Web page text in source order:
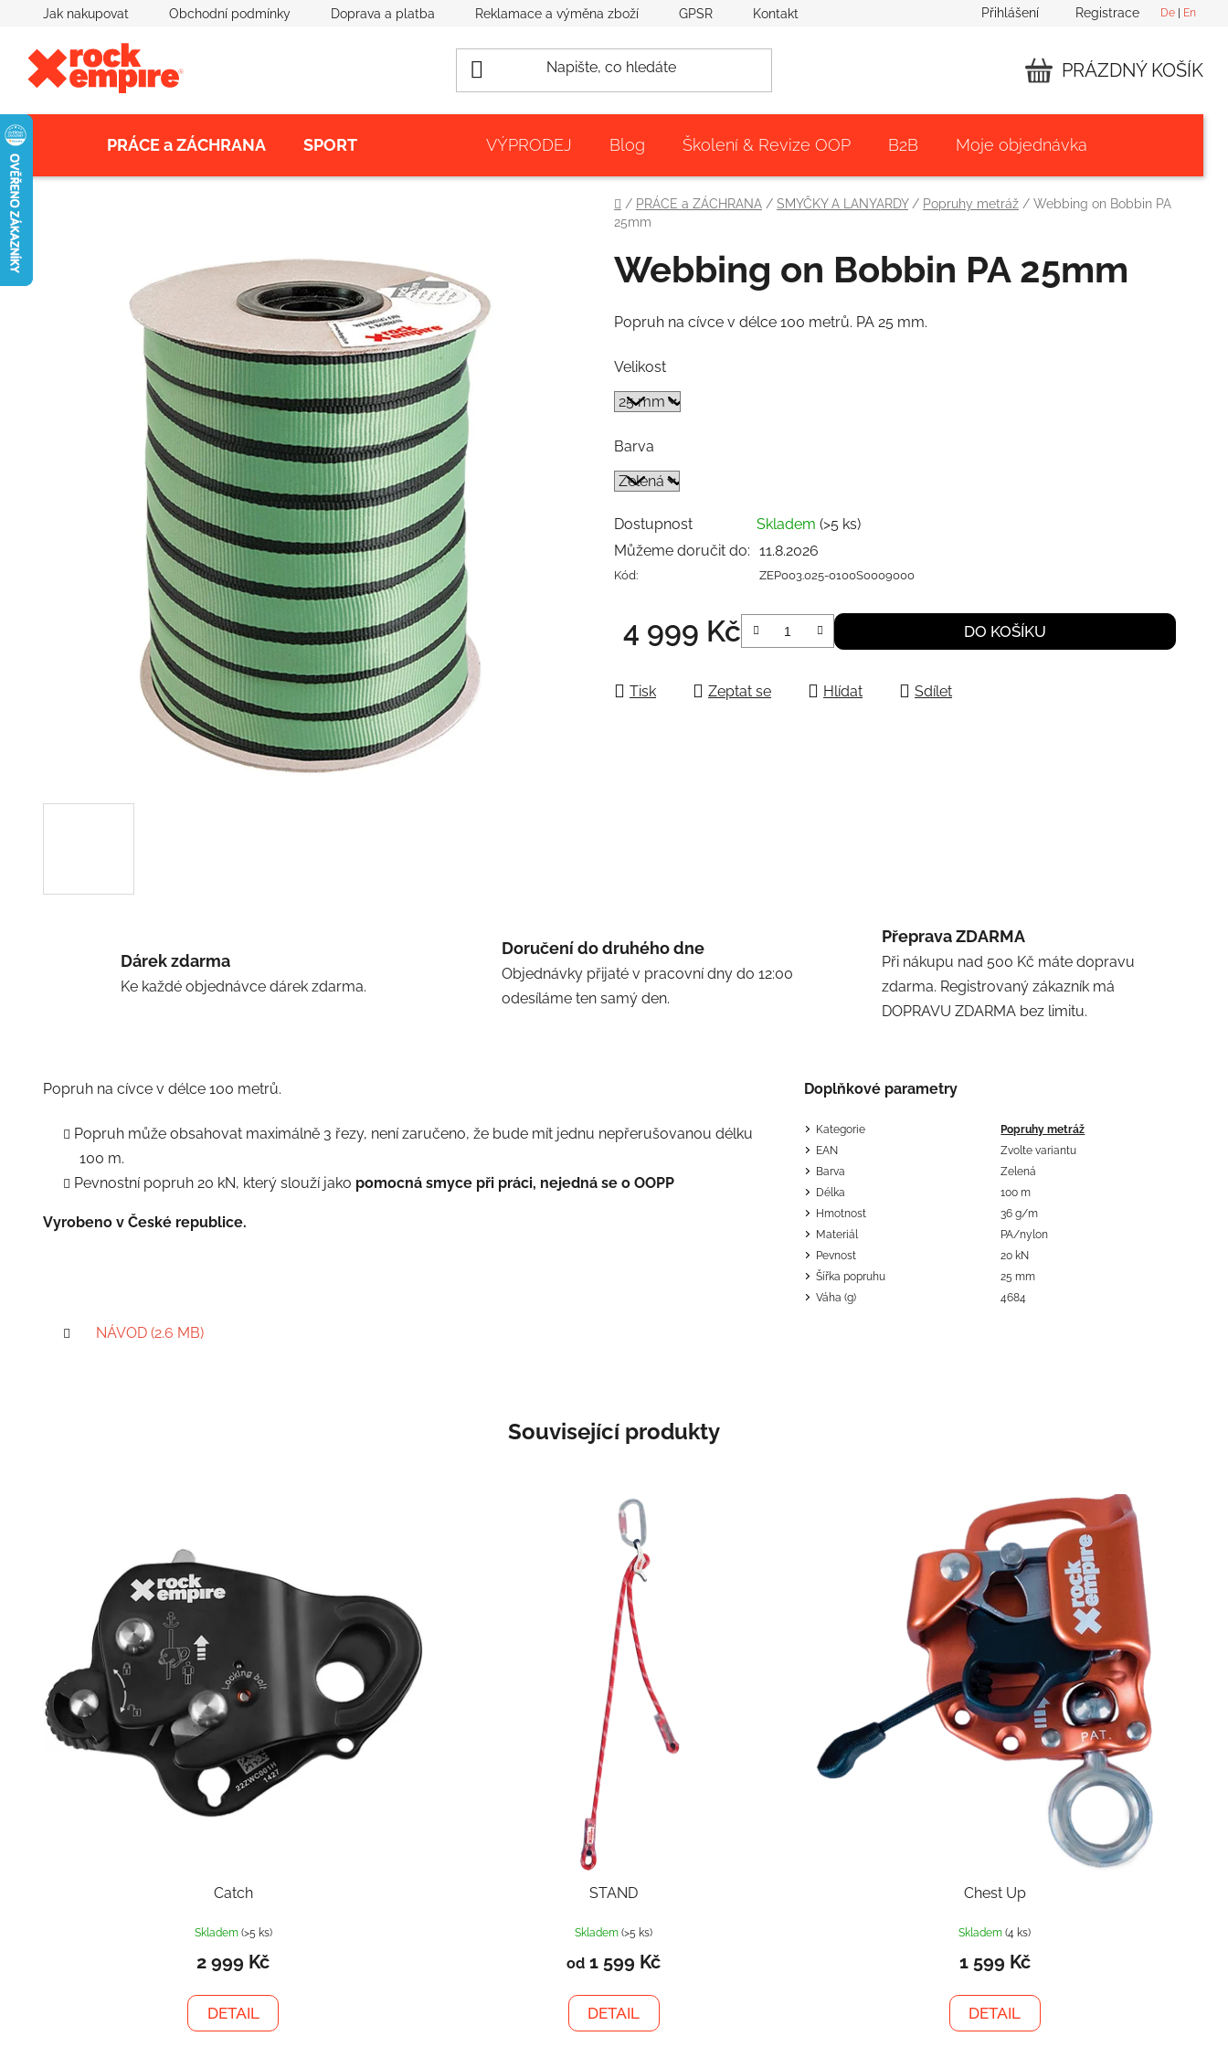
obsah
De| En
Jak nakupovat Obchodní podmínky Doprava a platba Reklamace a výměna zboží GPSR Kontakt Přihlášení Registrace
KOŠÍK
PRÁZDNÝ KOŠÍK
PRÁCE a ZÁCHRANA SPORT VÝPRODEJ Blog Školení & Revize OOP B2B Moje objednávka
Domů
/ PRÁCE a ZÁCHRANA / SMYČKY A LANYARDY / Popruhy metráž / Webbing on Bobbin PA
25mm
Webbing on Bobbin PA 25mm
Popruh na cívce v délce 100 metrů. PA 25 mm.
Velikost
Barva
Dostupnost Skladem (>5 ks)
Můžeme doručit do: 11.8.2026
Kód: ZEP003.025-0100S0009000
4 999 Kč DO KOŠÍKU
Tisk Zeptat se Hlídat Sdílet
Dárek zdarma
Ke každé objednávce dárek zdarma.
Doručení do druhého dne
Objednávky přijaté v pracovní dny do 12:00
odesíláme ten samý den.
Přeprava ZDARMA
Při nákupu nad 500 Kč máte dopravu
zdarma. Registrovaný zákazník má
DOPRAVU ZDARMA bez limitu.
Popruh na cívce v délce 100 metrů.
Popruh může obsahovat maximálně 3 řezy, není zaručeno, že bude mít jednu nepřerušovanou délku
100 m.
Pevnostní popruh 20 kN, který slouží jako pomocná smyce při práci, nejedná se o OOPP
Vyrobeno v České republice.
Doplňkové parametry
Kategorie
Popruhy metráž
EAN
Zvolte variantu
Barva
Zelená
Délka
100 m
Hmotnost
36 g/m
Materiál
PA/nylon
Pevnost
20 kN
Šířka popruhu
25 mm
Váha (g)
4684
NÁVOD (2.6 MB)
Související produkty
Catch
Skladem (>5 ks)
2 999 Kč
DETAIL
STAND
Skladem(>5 ks)
od 1 599 Kč
DETAIL
Chest Up
Skladem(4 ks)
1 599 Kč
DETAIL